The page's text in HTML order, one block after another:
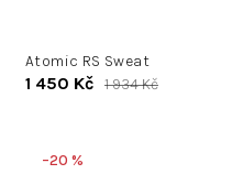
Atomic RS Sweat
1 450 Kč 1 934 Kč
–20 %